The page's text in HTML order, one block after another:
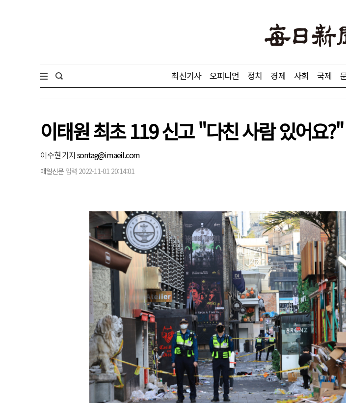
최신기사 오피니언 정치 경제 사회 국제
이태원 최초 119 신고 "다친 사람 있어요
이수현 기자sontag@imaeil.com
매일신문 입력 2022-11-01 20:14:01